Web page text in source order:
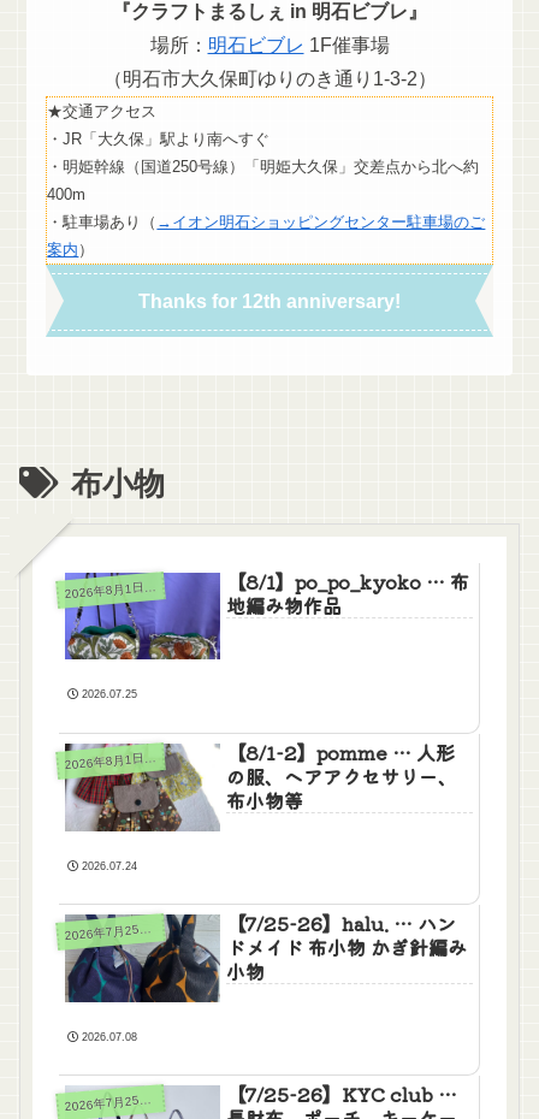
『クラフトまるしぇ in 明石ビブレ』
場所： 明石ビブレ 1F催事場
（明石市大久保町ゆりのき通り1-3-2）
★交通アクセス
・JR「大久保」駅より南へすぐ
・明姫幹線（国道250号線）「明姫大久保」交差点から北へ約
400m
・駐車場あり（ →イオン明石ショッピングセンター駐車場のご
案内 ）
Thanks for 12th anniversary!
布小物
2
【8/1】po_po_kyoko … 布
地編み物作品
2026.07.25
2
【8/1-2】pomme … 人形
の服、ヘアアクセサリー、
布小物等
2026.07.24
2026年7月25日(土)26日(日)
【7/25-26】halu. … ハン
ドメイド 布小物 かぎ針編み
小物
2026.07.08
2026年7月25日(土)26日(日)
【7/25-26】KYC club …